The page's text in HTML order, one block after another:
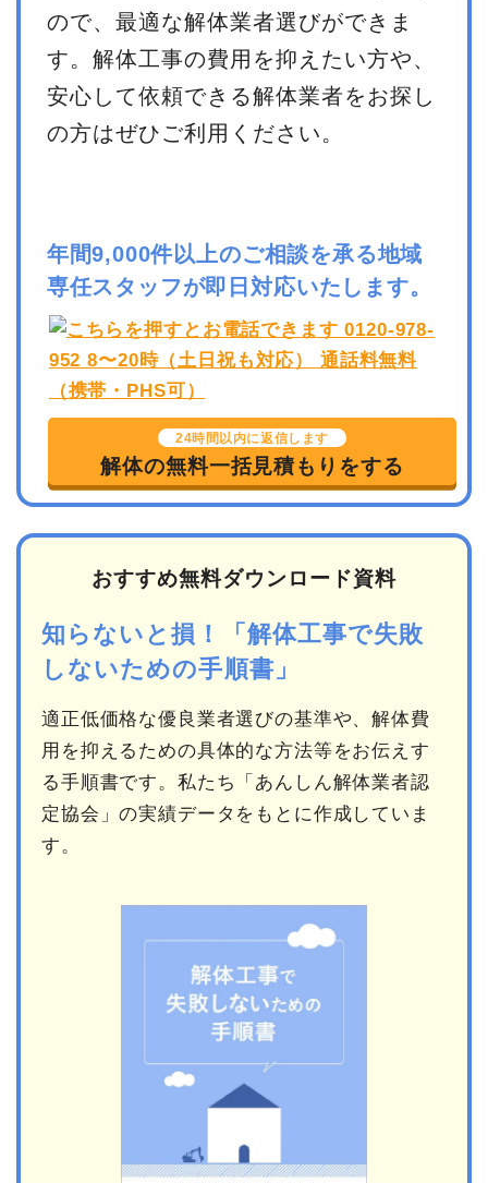
ので、最適な解体業者選びができま
す。解体工事の費用を抑えたい方や、
安心して依頼できる解体業者をお探し
の方はぜひご利用ください。
年間9,000件以上のご相談を承る地域
専任スタッフが即日対応いたします。
24時間以内に返信します
解体の無料一括見積もりをする
おすすめ無料ダウンロード資料
知らないと損！「解体工事で失敗
しないための手順書」
適正低価格な優良業者選びの基準や、解体費
用を抑えるための具体的な方法等をお伝えす
る手順書です。私たち「あんしん解体業者認
定協会」の実績データをもとに作成していま
す。